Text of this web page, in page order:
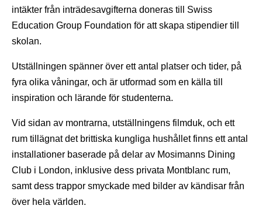
intäkter från inträdesavgifterna doneras till Swiss
Education Group Foundation för att skapa stipendier till
skolan.
Utställningen spänner över ett antal platser och tider, på
fyra olika våningar, och är utformad som en källa till
inspiration och lärande för studenterna.
Vid sidan av montrarna, utställningens filmduk, och ett
rum tillägnat det brittiska kungliga hushållet finns ett antal
installationer baserade på delar av Mosimanns Dining
Club i London, inklusive dess privata Montblanc rum,
samt dess trappor smyckade med bilder av kändisar från
över hela världen.